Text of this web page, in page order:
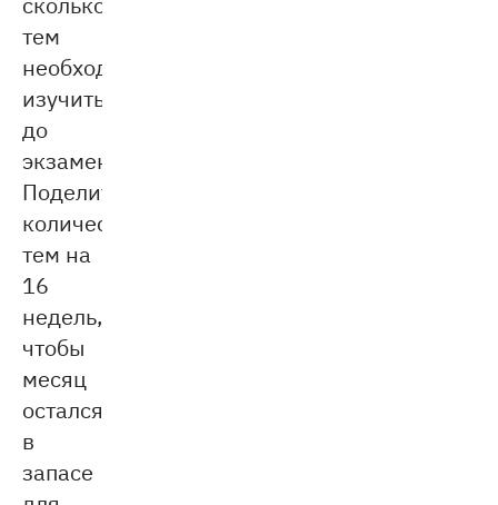
тем
необходимо
изучить
до
экзамена.
Поделите
количество
тем на
16
недель,
чтобы
месяц
остался
в
запасе